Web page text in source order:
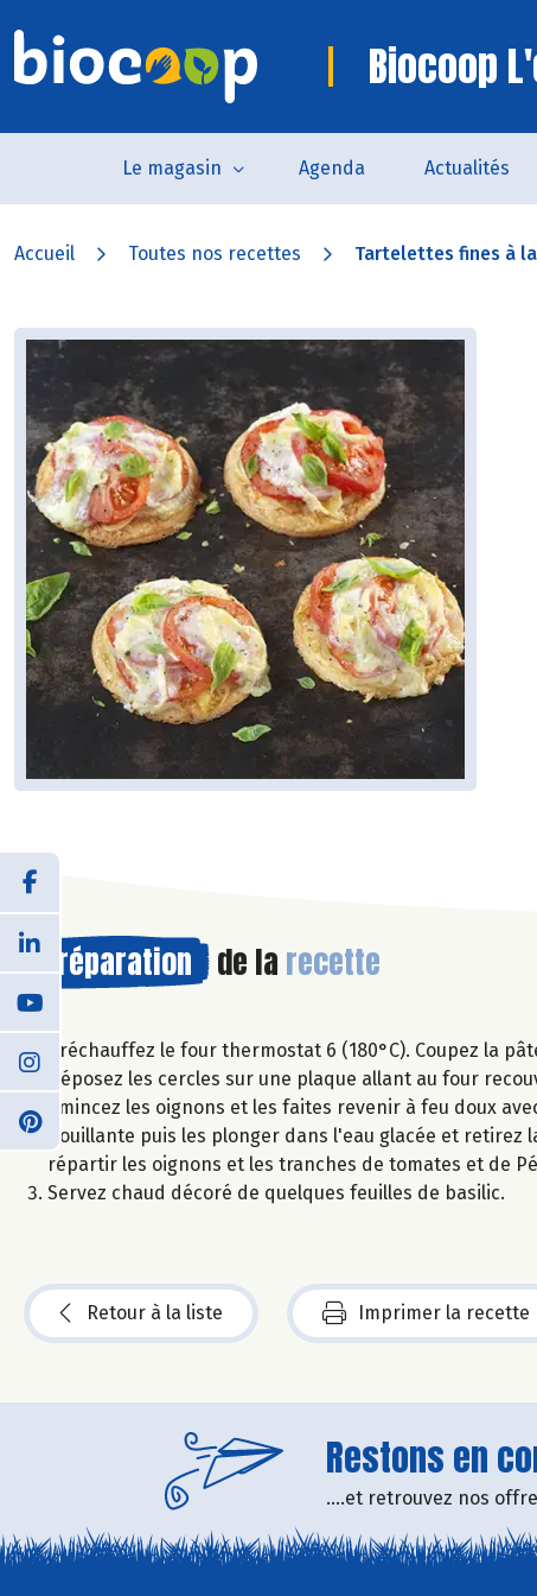
Biocoop
Le magasin Agenda Actualités
Accueil Toutes nos recettes Tartelettes fines à
Préparation de la recette
Préchauffez le four thermostat 6 (180°C). Coupez la
Déposez les cercles sur une plaque allant au four
Emincez les oignons et les faites revenir à feu doux
bouillante puis les plonger dans l'eau glacée et
répartir les oignons et les tranches de tomates et de
Servez chaud décoré de quelques feuilles de basilic.
Retour à la liste Imprimer la recette
Restons en
....et retrouvez nos